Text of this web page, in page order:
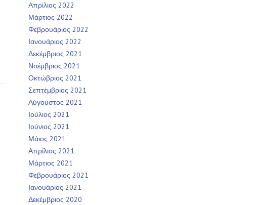
Απρίλιος 2022
Μάρτιος 2022
Φεβρουάριος 2022
Ιανουάριος 2022
Δεκέμβριος 2021
Νοέμβριος 2021
Οκτώβριος 2021
Σεπτέμβριος 2021
Αύγουστος 2021
Ιούλιος 2021
Ιούνιος 2021
Μάιος 2021
Απρίλιος 2021
Μάρτιος 2021
Φεβρουάριος 2021
Ιανουάριος 2021
Δεκέμβριος 2020